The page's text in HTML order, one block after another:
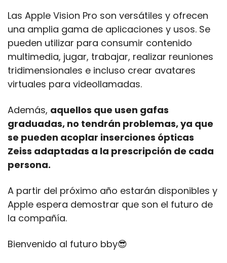
Las Apple Vision Pro son versátiles y ofrecen
una amplia gama de aplicaciones y usos. Se
pueden utilizar para consumir contenido
multimedia, jugar, trabajar, realizar reuniones
tridimensionales e incluso crear avatares
virtuales para videollamadas.
Además, aquellos que usen gafas
graduadas, no tendrán problemas, ya que
se pueden acoplar inserciones ópticas
Zeiss adaptadas a la prescripción de cada
persona.
A partir del próximo año estarán disponibles y
Apple espera demostrar que son el futuro de
la compañía.
Bienvenido al futuro bby😎